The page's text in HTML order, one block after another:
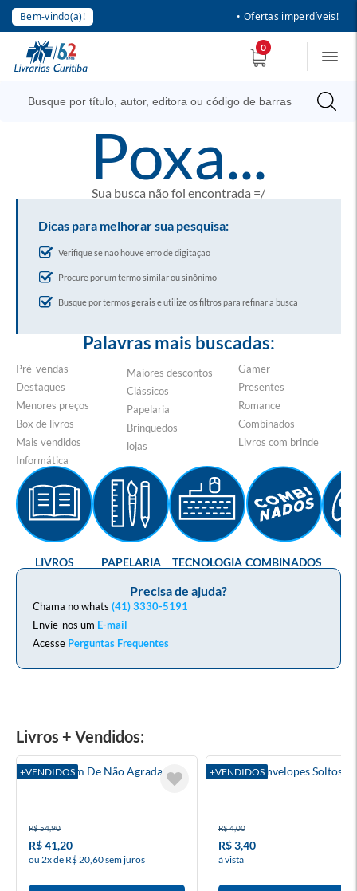
Bem-vindo(a)! • Ofertas imperdíveis!
0
poxa...
Sua busca não foi encontrada =/
Dicas para melhorar sua pesquisa:
Verifique se não houve erro de digitação
Procure por um termo similar ou sinônimo
Busque por termos gerais e utilize os filtros para refinar a busca
Palavras mais buscadas:
Pré-vendas
Destaques
Menores preços
Box de livros
Mais vendidos
Informática
Maiores descontos
Clássicos
Papelaria
Brinquedos
lojas
Gamer
Presentes
Romance
Combinados
Livros com brinde
Precisa de ajuda?
Chama no whats (41) 3330-5191
Envie-nos um E-mail
Acesse Perguntas Frequentes
LIVROS PAPELARIA TECNOLOGIA COMBINADOS
Livros + Vendidos:
+VENDIDOS
A Coragem De Não Agradar
R$ 54,90
R$ 41,20
ou 2x de R$ 20,60 sem juros
+VENDIDOS
Luluca - Envelopes Soltos
R$ 4,00
R$ 3,40
à vista